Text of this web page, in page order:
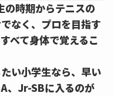
時期からテニスの
なく、 プロを目指す
べて身体で覚えるこ
い小学生なら、早い
、Jr-SBに入るのが